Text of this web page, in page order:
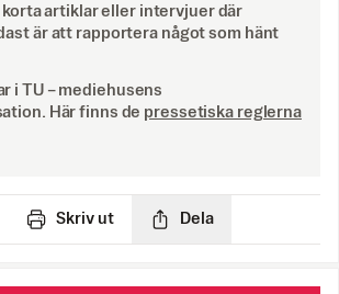
artiklar eller intervjuer där
är att rapportera något som hänt
i TU – mediehusens
Här finns de pressetiska reglerna
Skriv ut Dela